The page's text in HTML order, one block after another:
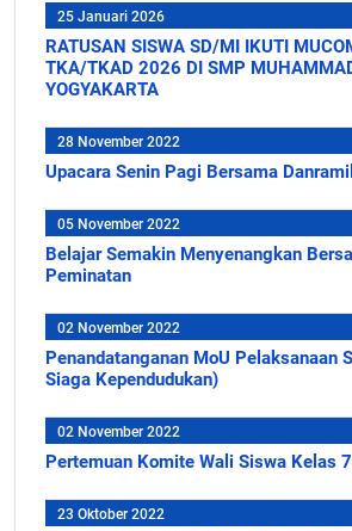
25 Januari 2026
RATUSAN SISWA SD/MI IKUTI
TKA/TKAD 2026 DI SMP
YOGYAKARTA
28 November 2022
Upacara Senin Pagi Bersama
05 November 2022
Belajar Semakin Menyenangkan
Peminatan
02 November 2022
Penandatanganan MoU Pelaksanaan
Siaga Kependudukan)
02 November 2022
Pertemuan Komite Wali Siswa Kelas
23 Oktober 2022